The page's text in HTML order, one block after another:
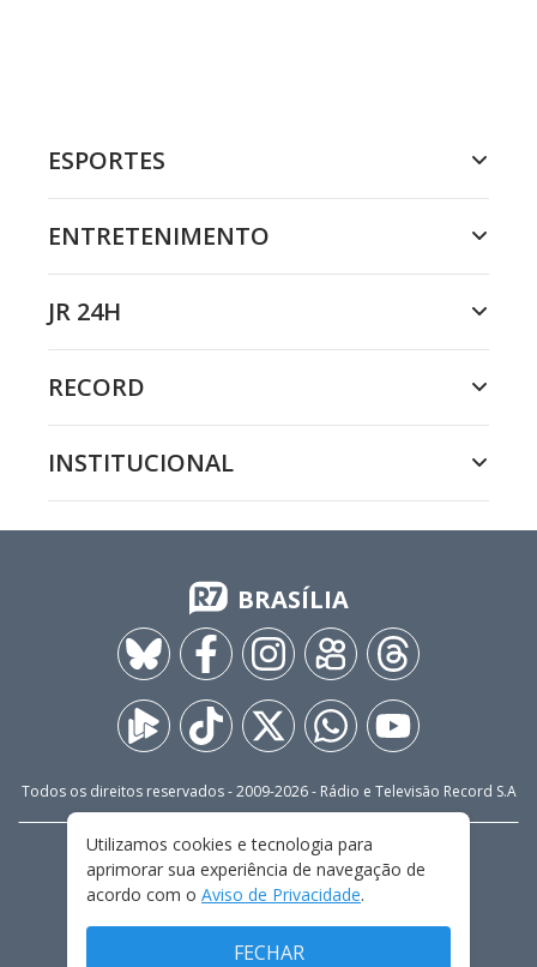
ESPORTES
ENTRETENIMENTO
JR 24H
RECORD
INSTITUCIONAL
BRASÍLIA
Todos os direitos reservados - 2009-2026- Rádio e Televisão Record S.A
FALE CONOSCO
PRIVACIDADE
TERMOS E CONDIÇÕES DE USO
Utilizamos cookies e tecnologia para
aprimorar sua experiência de navegação de
acordo com o Aviso de Privacidade.
FECHAR